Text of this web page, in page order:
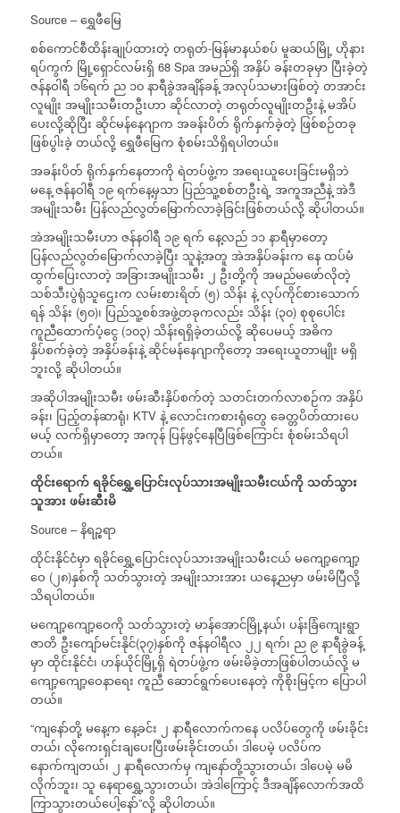
Source – ရွှေဖီမြေ
‎စစ်ကောင်စီထိန်းချုပ်ထားတဲ့ တရုတ်-မြန်မာနယ်စပ် မူဆယ်မြို့ ဟိုနား
ရပ်ကွက် မြို့ရှောင်လမ်းရှိ 68 Spa အမည်ရှိ အနှိပ် ခန်းတခုမှာ ပြီးခဲ့တဲ့
ဇန်နဝါရီ ၁၆ရက် ည ၁၀ နာရီခွဲအချိန်ခန့် အလုပ်သမားဖြစ်တဲ့ တအာင်း
လူမျိုး အမျိုးသမီးတဦးဟာ ဆိုင်လာတဲ့ တရုတ်လူမျိုးတဦးနဲ့ မအိပ်
ပေးလို့ဆိုပြီး ဆိုင်မန်နေဂျာက အခန်းပိတ် ရိုက်နှက်ခဲ့တဲ့ ဖြစ်စဉ်တခု
ဖြစ်ပွါးခဲ့ တယ်လို့ ရွှေဖီမြေက စုံစမ်းသိရှိရပါတယ်။
အခန်းပိတ် ရိုက်နှက်နေတာကို ရဲတပ်ဖွဲ့က အရေးယူပေးခြင်းမရှိဘဲ
မနေ့ ဇန်နဝါရီ ၁၉ ရက်နေ့မှသာ ပြည်သူ့စစ်တဦးရဲ့ အကူအညီနဲ့ အဲဒီ
အမျိုးသမီး ပြန်လည်လွတ်မြောက်လာခဲ့ခြင်းဖြစ်တယ်လို့ ဆိုပါတယ်။
အဲအမျိုးသမီးဟာ ဇန်နဝါရီ ၁၉ ရက် နေ့လည် ၁၁ နာရီမှာတော့
ပြန်လည်လွတ်မြောက်လာခဲ့ပြီး သူနဲ့အတူ အဲအနှိပ်ခန်းက နေ ထပ်မံ
ထွက်ပြေးလာတဲ့ အခြားအမျိုးသမီး ၂ ဦးတို့ကို အမည်မဖော်လိုတဲ့
သစ်သီးပွဲရုံသူဌေးက လမ်းစားရိတ် (၅) သိန်း နဲ့ လုပ်ကိုင်စားသောက်
ရန် သိန်း (၅၀)၊ ပြည်သူ့စစ်အဖွဲ့တခုကလည်း သိန်း (၃၀) စုစုပေါင်း
ကူညီထောက်ပံ့ငွေ (၁၀၃) သိန်းရရှိခဲ့တယ်လို့ ဆိုပေမယ့် အဓိက
နှိပ်စက်ခဲ့တဲ့ အနှိပ်ခန်းနဲ့ ဆိုင်မန်နေဂျာကိုတော့ အရေးယူတာမျိုး မရှိ
ဘူးလို့ ဆိုပါတယ်။
အဆိုပါအမျိုးသမီး ဖမ်းဆီးနှိပ်စက်တဲ့ သတင်းတက်လာစဉ်က အနှိပ်
ခန်း၊ ပြည့်တန်ဆာရုံ၊ KTV နဲ့ လောင်းကစားရုံတွေ ခေတ္တပိတ်ထားပေ
မယ့် လက်ရှိမှာတော့ အကုန် ပြန်ဖွင့်နေပြီဖြစ်ကြောင်း စုံစမ်းသိရပါ
တယ်။
ထိုင်းရောက် ရခိုင်ရွှေ့ပြောင်းလုပ်သားအမျိုးသမီးငယ်ကို သတ်သွား
သူအား ဖမ်းဆီးမိ
Source – နိရဉ္စရာ
ထိုင်းနိုင်ငံမှာ ရခိုင်ရွှေ့ပြောင်းလုပ်သားအမျိုးသမီးငယ် မကျော့ကျော့
ဝေ (၂၈)နှစ်ကို သတ်သွားတဲ့ အမျိုးသားအား ယနေ့ညမှာ ဖမ်းမိပြီလို့
သိရပါတယ်။
မကျော့ကျော့ဝေကို သတ်သွားတဲ့ မာန်အောင်မြို့နယ်၊ ပန်းခြံကျေးရွာ
ဇာတိ ဦးကျော်မင်းနိုင်(၃၇)နှစ်ကို ဇန်နဝါရီလ ၂၂ ရက်၊ ည ၉ နာရီခွဲခန့်
မှာ ထိုင်းနိုင်ငံ၊ ဟန်ယိုင်မြို့ရှိ ရဲတပ်ဖွဲ့က ဖမ်းမိခဲ့တာဖြစ်ပါတယ်လို့ မ
ကျော့ကျော့ဝေနာရေး ကူညီ ဆောင်ရွက်ပေးနေတဲ့ ကိုစိုးမြင့်က ပြောပါ
တယ်။
“ကျနော်တို့ မနေ့က နေ့ခင်း ၂ နာရီလောက်ကနေ ပလိပ်တွေကို ဖမ်းခိုင်း
တယ်၊ လိုကေးရှင်းချပေးပြီးဖမ်းခိုင်းတယ်၊ ဒါပေမဲ့ ပလိပ်က
နောက်ကျတယ်၊ ၂ နာရီလောက်မှ ကျနော်တို့သွားတယ်၊ ဒါပေမဲ့ မမိ
လိုက်ဘူး၊ သူ နေရာရွှေ့သွားတယ်၊ အဲဒါကြောင့် ဒီအချိန်လောက်အထိ
ကြာသွားတယ်ပေါ့နော်”လို့ ဆိုပါတယ်။